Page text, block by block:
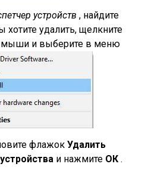
устройств, найдите
хотите удалить, щелкните
мыши и выберите в меню
флажокУдалить
и нажмите ОК.